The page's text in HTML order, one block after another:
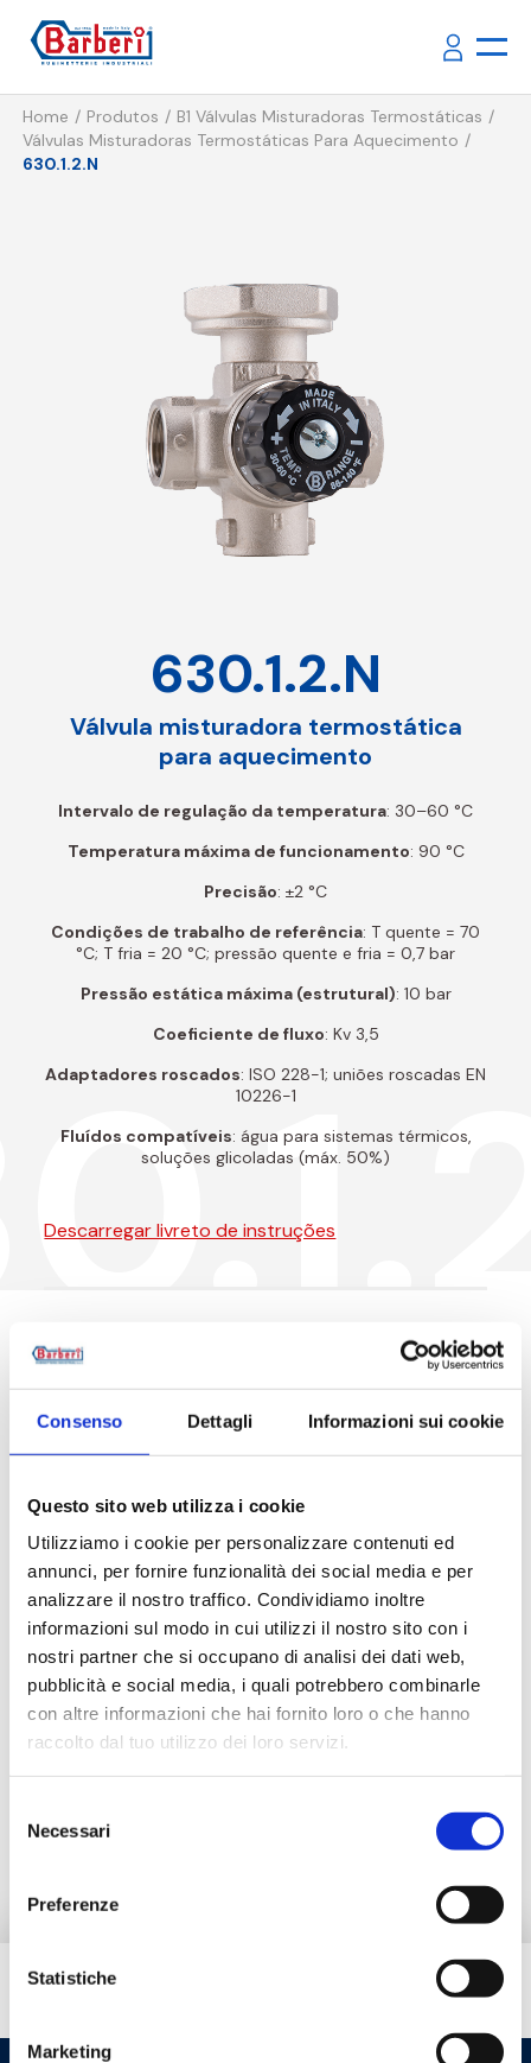
Consenso Dettagli Informazioni sui cookie
Questo sito web utilizza i cookie
Utilizziamo i cookie per personalizzare contenuti ed
annunci, per fornire funzionalità dei social media e per
analizzare il nostro traffico. Condividiamo inoltre
informazioni sul modo in cui utilizzi il nostro sito con i
nostri partner che si occupano di analisi dei dati web,
pubblicità e social media, i quali potrebbero combinarle
con altre informazioni che hai fornito loro o che hanno
raccolto dal tuo utilizzo dei loro servizi.
delNecessari
Preferenze
Statistiche
Marketing
Home Produtos
B1 Válvulas Misturadoras Termostáticas
Válvulas Misturadoras Termostáticas Para Aquecimento
630.1.2.N
630.1.2.N
Válvula misturadora termostática
para aquecimento
Intervalo de regulação da temperatura: 30–60 °C
Temperatura máxima de funcionamento: 90 °C
Precisão: ±2 °C
Condições de trabalho de referência: T quente = 70
°C; T fria = 20 °C; pressão quente e fria = 0,7 bar
Pressão estática máxima (estrutural): 10 bar
Coeficiente de fluxo: Kv 3,5
Adaptadores roscados: ISO 228-1; uniões roscadas EN
10226-1
Fluídos compatíveis: água para sistemas térmicos,
soluções glicoladas (máx. 50%)
Descarregar livreto de instruções
Código do artigo Medida
Descrição
Documentação
Produtos alternativos